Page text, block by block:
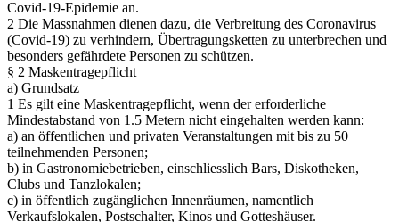
Covid-19-Epidemie an.
2 Die Massnahmen dienen dazu, die Verbreitung des Coronavirus
(Covid-19) zu verhindern, Übertragungsketten zu unterbrechen und
besonders gefährdete Personen zu schützen.
§ 2 Maskentragepflicht
a) Grundsatz
1 Es gilt eine Maskentragepflicht, wenn der erforderliche
Mindestabstand von 1.5 Metern nicht eingehalten werden kann:
a) an öffentlichen und privaten Veranstaltungen mit bis zu 50
teilnehmenden Personen;
b) in Gastronomiebetrieben, einschliesslich Bars, Diskotheken,
Clubs und Tanzlokalen;
c) in öffentlich zugänglichen Innenräumen, namentlich
Verkaufslokalen, Postschalter, Kinos und Gotteshäuser.